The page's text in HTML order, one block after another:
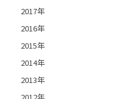
2017年
2016年
2015年
2014年
2013年
2012年